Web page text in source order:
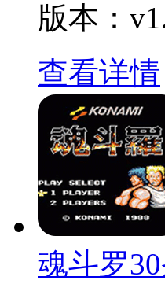
版本：
查看详情
魂斗罗